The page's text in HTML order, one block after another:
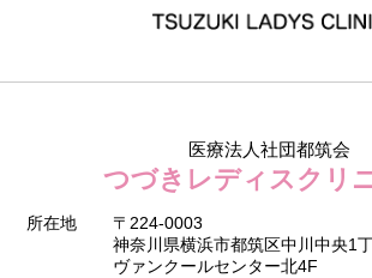
医療法人社団都筑会
つづきレディスクリ
所在地
〒224-0003
神奈川県横浜市都筑区中川中央1
ヴァンクールセンター北4F